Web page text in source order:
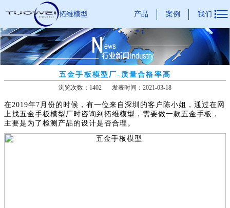
拓维模型 产品 案例 我们 
五金手板模型厂-质量合格率高
浏览次数：1402 发表时间：2021-03-18
在2019年7月份的时候，有一位来自深圳的客户陈小姐，通过在网
上找五金手板模型厂时咨询到拓维模型，需要做一款五金手板，
主要是为了检测产品的设计是否合理。